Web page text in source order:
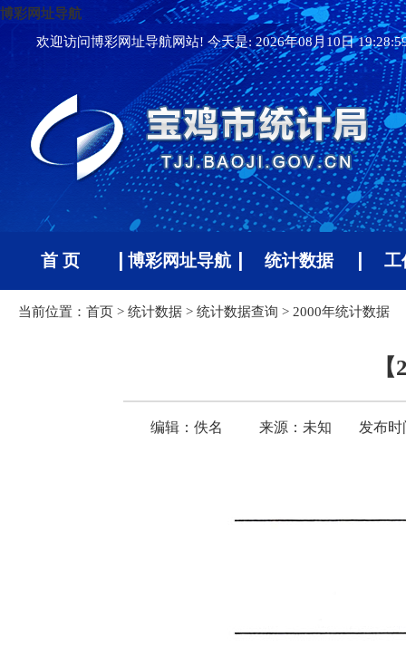
博彩网址导航
欢迎访问博彩网址导航网站! 今天是:2026年08月10日
首 页 博彩网址导航 统计数据 工
当前位置： 首页 > 统计数据 > 统计数据查询 > 2000年统计数据
编辑：佚名 来源：未知 发布时